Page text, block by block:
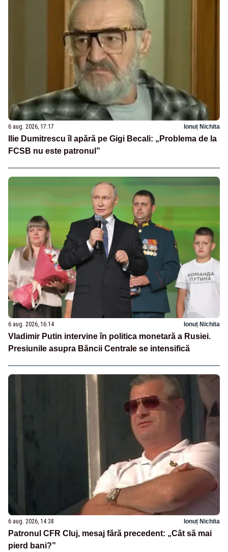
6 aug. 2026, 17:17 Ionuț Nichita
Ilie Dumitrescu îl apără pe Gigi Becali: „Problema de la
FCSB nu este patronul”
6 aug. 2026, 16:14 Ionuț Nichita
Vladimir Putin intervine în politica monetară a Rusiei.
Presiunile asupra Băncii Centrale se intensifică
6 aug. 2026, 14:38 Ionuț Nichita
Patronul CFR Cluj, mesaj fără precedent: „Cât să mai
pierd bani?”